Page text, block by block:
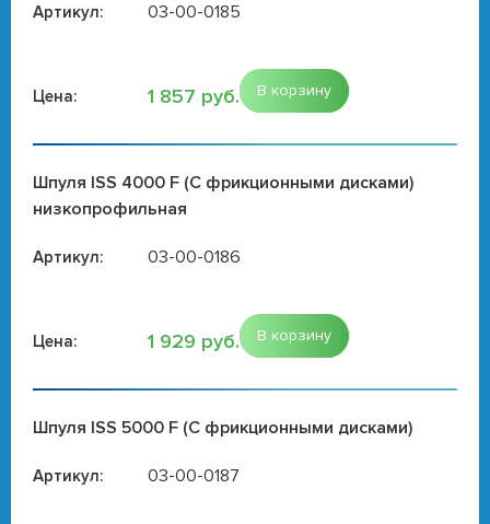
Артикул: 03-00-0185
Цена: 1 857 руб. В корзину
Шпуля ISS 4000 F (С фрикционными дисками)
низкопрофильная
Артикул: 03-00-0186
Цена: 1 929 руб. В корзину
Шпуля ISS 5000 F (С фрикционными дисками)
Артикул: 03-00-0187